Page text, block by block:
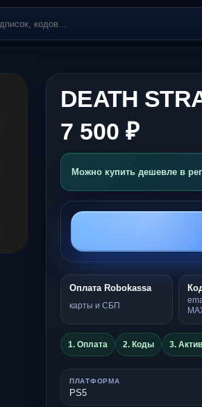
DEATH
7 500 ₽
Можно купить дешевле в
Оплата Robokassa
карты и СБП
1. Оплата 2. Коды 3.
ПЛАТФОРМА
PS5